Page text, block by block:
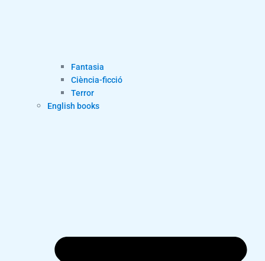
Fantasia
Ciència-ficció
Terror
English books